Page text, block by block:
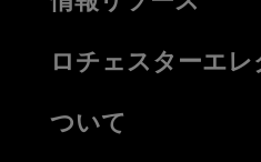
ロチェスターエ
ついて